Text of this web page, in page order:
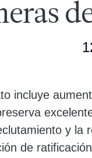
incluye
y la
de